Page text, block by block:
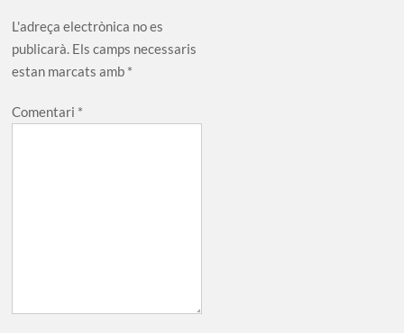
L'adreça electrònica no es
publicarà. Els camps necessaris
estan marcats amb *
Comentari *